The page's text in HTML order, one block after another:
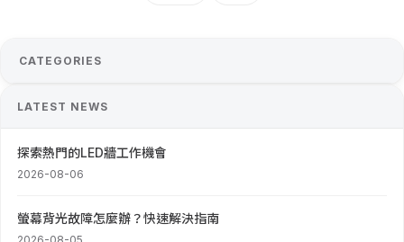
CATEGORIES
LATEST NEWS
探索熱門的LED牆工作機會
2026-08-06
螢幕背光故障怎麼辦？快速解決指南